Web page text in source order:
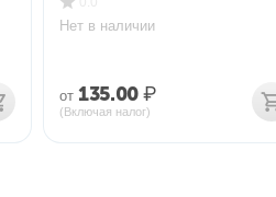
Нет в наличии
от 135.00₽
(Включая налог)